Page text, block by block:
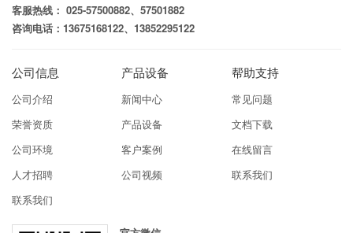
客服热线： 025-57500882、57501882
咨询电话：13675168122、13852295122
公司信息
公司介绍
荣誉资质
公司环境
人才招聘
联系我们
产品设备
新闻中心
产品设备
客户案例
公司视频
帮助支持
常见问题
文档下载
在线留言
联系我们